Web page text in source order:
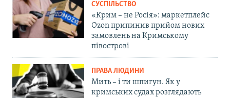
СУСПІЛЬСТВО
«Крим – не Росія»: маркетплейс
Ozon припинив прийом нових
замовлень на Кримському
півострові
ПРАВА ЛЮДИНИ
Мить – і ти шпигун. Як у
кримських судах розглядають